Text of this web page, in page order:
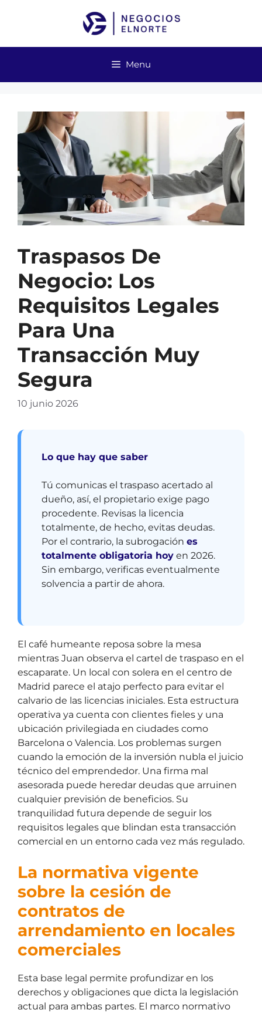
Menu
Traspasos De
Negocio: Los
Requisitos Legales
Para Una
Transacción Muy
Segura
10 junio 2026
Lo que hay que saber
Tú comunicas el traspaso acertado al
dueño, así, el propietario exige pago
procedente. Revisas la licencia
totalmente, de hecho, evitas deudas.
Por el contrario, la subrogación es
totalmente obligatoria hoy en 2026.
Sin embargo, verificas eventualmente
solvencia a partir de ahora.
El café humeante reposa sobre la mesa
mientras Juan observa el cartel de traspaso en el
escaparate. Un local con solera en el centro de
Madrid parece el atajo perfecto para evitar el
calvario de las licencias iniciales. Esta estructura
operativa ya cuenta con clientes fieles y una
ubicación privilegiada en ciudades como
Barcelona o Valencia. Los problemas surgen
cuando la emoción de la inversión nubla el juicio
técnico del emprendedor. Una firma mal
asesorada puede heredar deudas que arruinen
cualquier previsión de beneficios. Su
tranquilidad futura depende de seguir los
requisitos legales que blindan esta transacción
comercial en un entorno cada vez más regulado.
La normativa vigente
sobre la cesión de
contratos de
arrendamiento en locales
comerciales
Esta base legal permite profundizar en los
derechos y obligaciones que dicta la legislación
actual para ambas partes. El marco normativo